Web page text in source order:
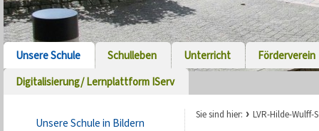
Unsere Schule Schulleben Unterricht
Förderverein
Digitalisierung/ Lernplattform IServ
Unsere Schule in Bildern
Sie sind hier: LVR-Hilde-Wulff-